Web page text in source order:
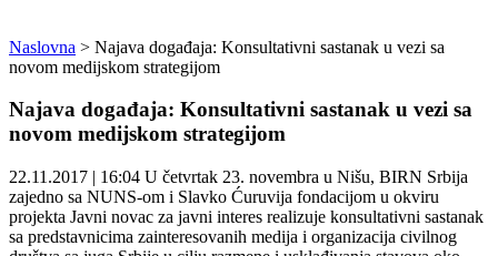
Naslovna > Najava događaja: Konsultativni sastanak u vezi sa
novom medijskom strategijom
Najava događaja: Konsultativni sastanak u vezi sa
novom medijskom strategijom
22.11.2017 | 16:04 U četvrtak 23. novembra u Nišu, BIRN Srbija
zajedno sa NUNS-om i Slavko Ćuruvija fondacijom u okviru
projekta Javni novac za javni interes realizuje konsultativni sastanak
sa predstavnicima zainteresovanih medija i organizacija civilnog